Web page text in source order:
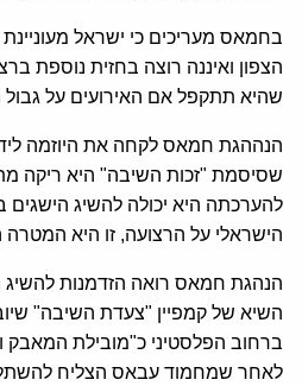
בחמאס מעריכים כי ישראל
הצפון ואיננה רוצה בחזית נוספת
שהיא תתקפל אם האירועים על גבול
הנההגת חמאס לקחה את היוזמה
שסיסמת "זכות השיבה" היא ריקה
להערכתה היא יכולה להשיג הישגים
הישראלי על הרצועה, זו היא
הנהגת חמאס רואה הזדמנות
השיא של קמפיין "צעדת השיבה"
ברחוב הפלסטיני כ"מובילת המאבק
לאחר שמחמוד עבאס הצליח